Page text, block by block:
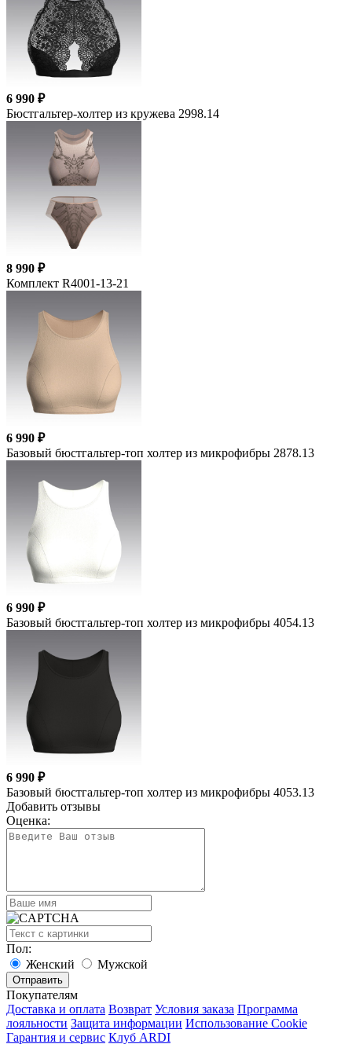
6 990 ₽
Бюстгальтер-холтер из кружева 2998.14
8 990 ₽
Комплект R4001-13-21
6 990 ₽
Базовый бюстгальтер-топ холтер из микрофибры 2878.13
6 990 ₽
Базовый бюстгальтер-топ холтер из микрофибры 4054.13
6 990 ₽
Базовый бюстгальтер-топ холтер из микрофибры 4053.13
Добавить отзывы
Оценка:
Пол:
Женский
Мужской
Покупателям
Доставка и оплата Возврат Условия заказа Программа
лояльности Защита информации Использование Cookie
Гарантия и сервис Клуб ARDI